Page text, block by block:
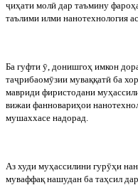
ҷиҳати молӣ дар таъмину
таълими илми нанотехнология
Ба гуфти ӯ , донишгоҳ имкон
таҷрибаомӯзии муваққатӣ ба
мавриди фиристодани
вижаи фанновариҳои
мушаххасе надорад.
Аз худи муҳассилини гурӯҳи
муваффақ нашудан ба таҳсил